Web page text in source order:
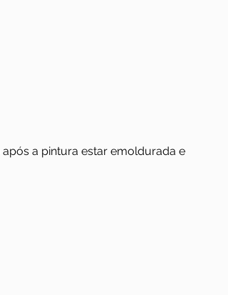
a pintura estar emoldurada e